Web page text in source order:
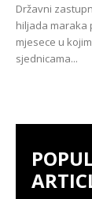
Državni
hiljada maraka
mjesece u
sjednicama...